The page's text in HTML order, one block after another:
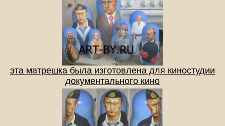
эта матрешка была изготовлена для киностудии
документального кино